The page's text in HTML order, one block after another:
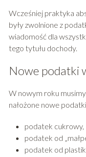
Wcześniej praktyka
były zwolnione z
wiadomość dla
tego tytułu dochody.
Nowe podatki
W nowym roku
nałożone nowe
podatek cukrowy,
podatek od
podatek od